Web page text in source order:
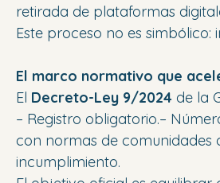
retirada de plataformas
Este proceso no es
El marco normativo que
El Decreto-Ley 9/2024 de la
– Registro obligatorio.–
con normas de comunidades
incumplimiento.